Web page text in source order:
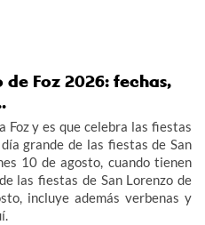
de Foz 2026: fechas,
Foz y es que celebra las fiestas
grande de las fiestas de San
10 de agosto, cuando tienen
las fiestas de San Lorenzo de
incluye además verbenas y